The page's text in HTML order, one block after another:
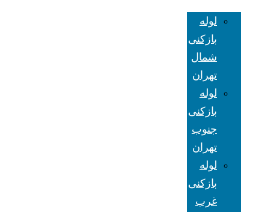
لوله
بازکنی
شمال
تهران
لوله
بازکنی
جنوب
تهران
لوله
بازکنی
غرب